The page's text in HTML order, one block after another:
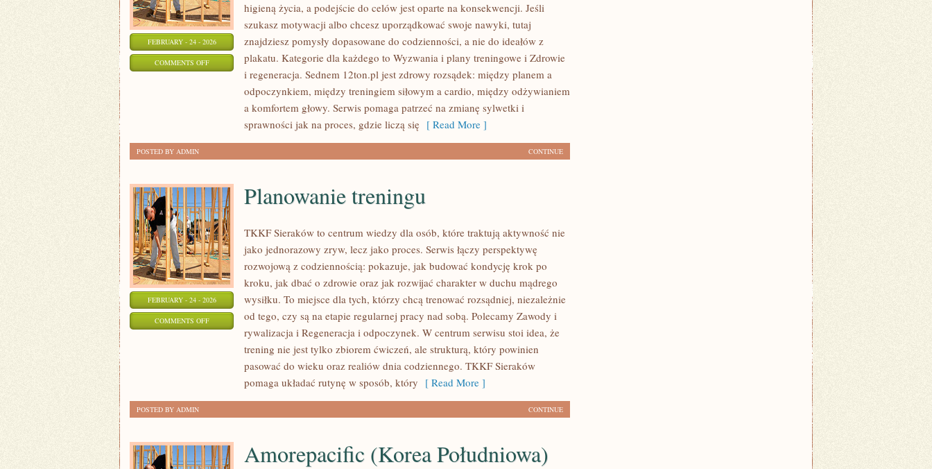
FEBRUARY - 24 - 2026
COMMENTS OFFON
OUTDOOROWE
higieną życia, a podejście do celów jest oparte na konsekwencji. Jeśli
szukasz motywacji albo chcesz uporządkować swoje nawyki, tutaj
znajdziesz pomysły dopasowane do codzienności, a nie do ideałów z
plakatu. Kategorie dla każdego to Wyzwania i plany treningowe i Zdrowie
i regeneracja. Sednem 12ton.pl jest zdrowy rozsądek: między planem a
odpoczynkiem, między treningiem siłowym a cardio, między odżywianiem
a komfortem głowy. Serwis pomaga patrzeć na zmianę sylwetki i
sprawności jak na proces, gdzie liczą się [ Read More ]
CONTINUE
POSTED BY ADMIN
FEBRUARY - 24 - 2026
COMMENTS OFFON
PLANOWANIE
Planowanie treningu
TKKF Sieraków to centrum wiedzy dla osób, które traktują aktywność nie
jako jednorazowy zryw, lecz jako proces. Serwis łączy perspektywę
rozwojową z codziennością: pokazuje, jak budować kondycję krok po
kroku, jak dbać o zdrowie oraz jak rozwijać charakter w duchu mądrego
wysiłku. To miejsce dla tych, którzy chcą trenować rozsądniej, niezależnie
od tego, czy są na etapie regularnej pracy nad sobą. Polecamy Zawody i
rywalizacja i Regeneracja i odpoczynek. W centrum serwisu stoi idea, że
trening nie jest tylko zbiorem ćwiczeń, ale strukturą, który powinien
pasować do wieku oraz realiów dnia codziennego. TKKF Sieraków
pomaga układać rutynę w sposób, który [ Read More ]
CONTINUE
POSTED BY ADMIN
Amorepacific (Korea Południowa)